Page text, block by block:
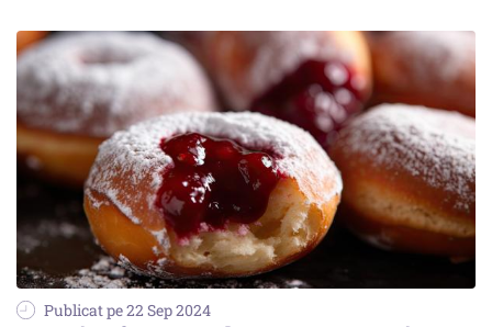
Publicat pe 22 Sep 2024